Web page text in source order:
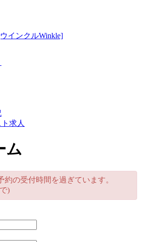
求人
ム
約の受付時間を過ぎています。
)